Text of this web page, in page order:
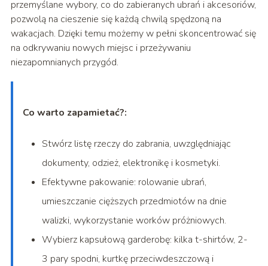
przemyślane wybory, co do zabieranych ubrań i akcesoriów,
pozwolą na cieszenie się każdą chwilą spędzoną na
wakacjach. Dzięki temu możemy w pełni skoncentrować się
na odkrywaniu nowych miejsc i przeżywaniu
niezapomnianych przygód.
Co warto zapamietać?:
Stwórz listę rzeczy do zabrania, uwzględniając
dokumenty, odzież, elektronikę i kosmetyki.
Efektywne pakowanie: rolowanie ubrań,
umieszczanie cięższych przedmiotów na dnie
walizki, wykorzystanie worków próżniowych.
Wybierz kapsułową garderobę: kilka t-shirtów, 2-
3 pary spodni, kurtkę przeciwdeszczową i